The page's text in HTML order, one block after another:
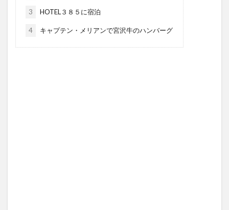
3 HOTEL３８５に宿泊
4 キャプテン・メリアンで宮沢牛のハンバーグ